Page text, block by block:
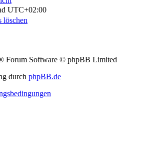
UTC+02:00
löschen
Forum Software © phpBB Limited
durch phpBB.de